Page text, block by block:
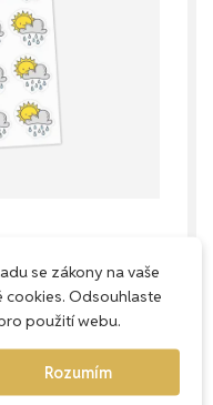
smysl
s důrazem na
využít každé
zbytečně
krásných
se zákony na vaše
cookies. Odsouhlaste
použití webu.
Rozumím